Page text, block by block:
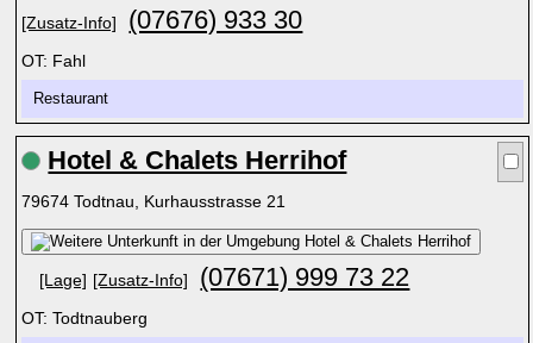
[Zusatz-Info] (07676) 933 30
OT: Fahl
Restaurant
Hotel & Chalets Herrihof
79674 Todtnau, Kurhausstrasse 21
[Lage] [Zusatz-Info] (07671) 999 73 22
OT: Todtnauberg